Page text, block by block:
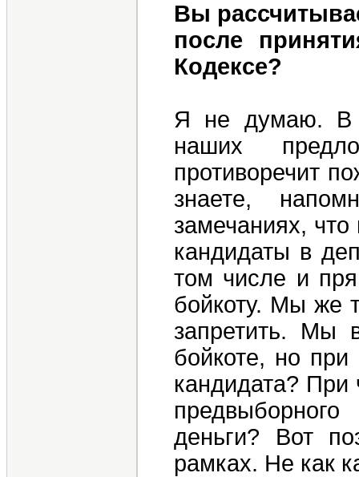
Вы
после
Кодексе?
Я не думаю. В
наших
противоречит
знаете,
замечаниях,
кандидаты в
том числе и
бойкоту. Мы же
запретить. Мы
бойкоте, но
кандидата? При
деньги? Вот
рамках. Не как